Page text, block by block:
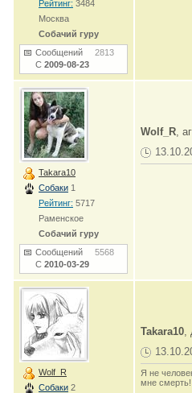
Рейтинг: 3484
Москва
Собачий гуру
Сообщений 2813
С 2009-08-23
Takara10
Собаки 1
Рейтинг: 5717
Раменское
Собачий гуру
Сообщений 5568
С 2010-03-29
Wolf_R,
Wolf_R
Собаки 2
Takara10,
Я не
мне